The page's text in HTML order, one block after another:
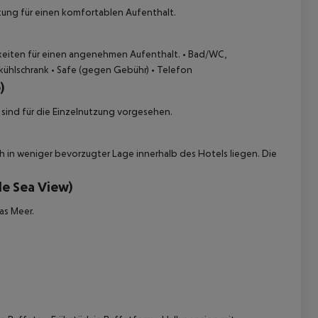
für einen komfortablen Aufenthalt.
für einen angenehmen Aufenthalt. • Bad/WC,
• Safe (gegen Gebühr) • Telefon
für die Einzelnutzung vorgesehen.
weniger bevorzugter Lage innerhalb des Hotels liegen. Die
Sea View)
Meer.